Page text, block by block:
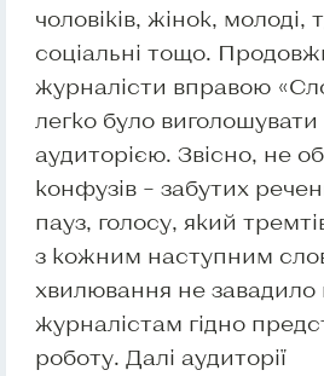
чоловіків, жінок, молоді,
соціальні тощо.
журналісти вправою
легко було
аудиторією. Звісно, не
конфузів – забутих
пауз, голосу, який
з кожним наступним
хвилювання не завадило
журналістам гідно
роботу. Далі аудиторії